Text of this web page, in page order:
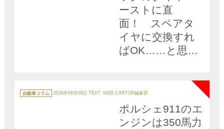
ーストに直
面！ スペアタ
イヤに交換すれ
ばOK……と思っ
に陥った理由と
は
テ
ゴ
自動車コラム 2026年08月09日 TEXT: WEB CARTOP編集部
ポルシェ911のエ
ンジンは350馬力